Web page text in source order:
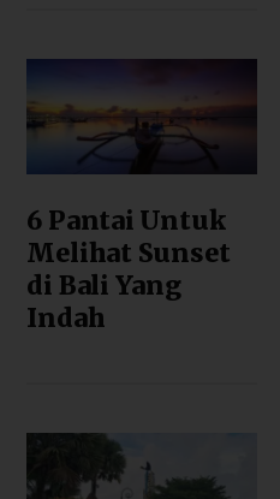
6 Pantai Untuk
Melihat Sunset
di Bali Yang
Indah